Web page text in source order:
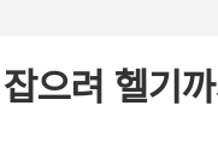
으려 헬기